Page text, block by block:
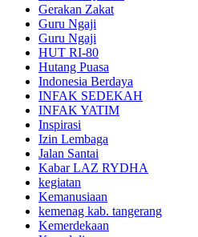
Gerakan Zakat
Guru Ngaji
Guru Ngaji
HUT RI-80
Hutang Puasa
Indonesia Berdaya
INFAK SEDEKAH
INFAK YATIM
Inspirasi
Izin Lembaga
Jalan Santai
Kabar LAZ RYDHA
kegiatan
Kemanusiaan
kemenag kab. tangerang
Kemerdekaan